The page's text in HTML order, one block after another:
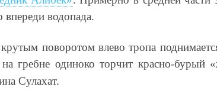
впереди водопада.
крутым поворотом влево тропа
на гребне одиноко торчит красно-бурый
Сулахат.